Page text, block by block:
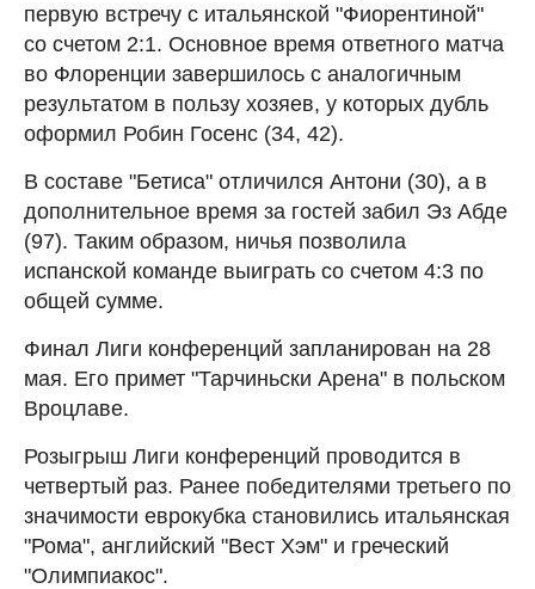
первую встречу с итальянской "Фиорентиной"
со счетом 2:1. Основное время ответного матча
во Флоренции завершилось с аналогичным
результатом в пользу хозяев, у которых дубль
оформил Робин Госенс (34, 42).
В составе "Бетиса" отличился Антони (30), а в
дополнительное время за гостей забил Эз Абде
(97). Таким образом, ничья позволила
испанской команде выиграть со счетом 4:3 по
общей сумме.
Финал Лиги конференций запланирован на 28
мая. Его примет "Тарчиньски Арена" в польском
Вроцлаве.
Розыгрыш Лиги конференций проводится в
четвертый раз. Ранее победителями третьего по
значимости еврокубка становились итальянская
"Рома", английский "Вест Хэм" и греческий
"Олимпиакос".